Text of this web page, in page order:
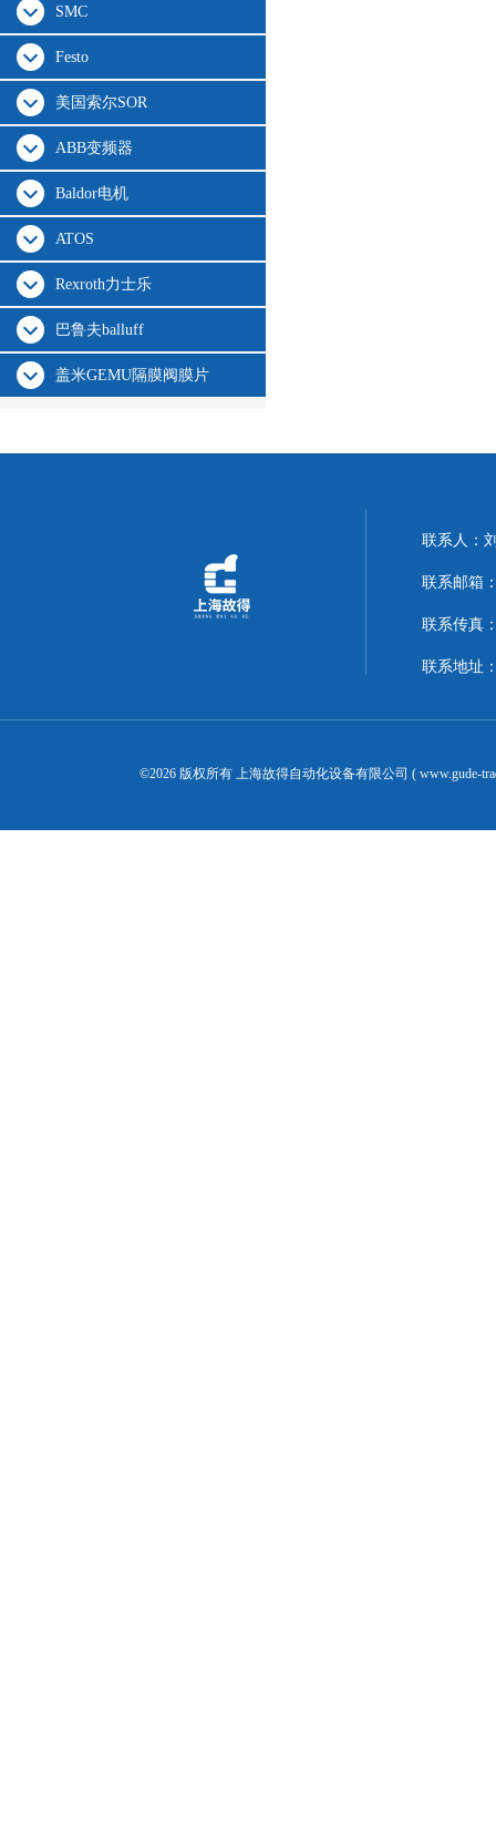
SMC
Festo
美国索尔SOR
ABB变频器
Baldor电机
ATOS
Rexroth力士乐
巴鲁夫balluff
盖米GEMU隔膜阀膜片
联系人：
联系邮箱
联系传真
联系地址
©2026 版权所有 上海故得自动化设备有限公司 ( www.gude-